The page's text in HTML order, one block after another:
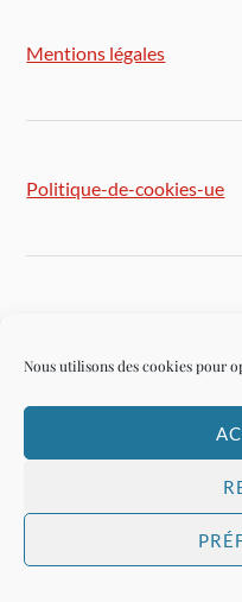
Nous utilisons des cookies pour
Mentions légales
Politique-de-cookies-ue
Connexion